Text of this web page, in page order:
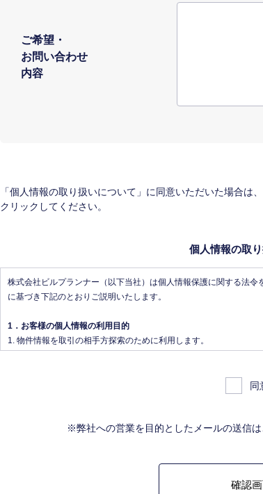
ご希望・
お問い合わせ
内容
「個人情報の取り扱いについて」に同意いただいた場合
クリックしてください。
個人情報の取
株式会社ビルプランナー（以下当社）は個人情報保護に関する法
に基づき下記のとおりご説明いたします。
1．お客様の個人情報の利用目的
物件情報を取引の相手方探索のために利用します。
後、指定流通機構（宅地建物取引業法により、国土交通大臣の
法に規定された指定流通機構の業務のために利用します。
上記、1.から 5.の業務に付随する、お客様にとって有用と思わ
同
※弊社への営業を目的としたメールの送信